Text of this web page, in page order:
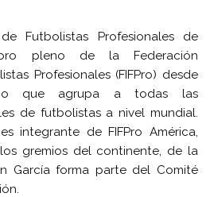
Futbolistas Profesionales de
pleno de la Federación
Profesionales (FIFPro) desde
que agrupa a todas las
de futbolistas a nivel mundial.
integrante de FIFPro América,
gremios del continente, de la
García forma parte del Comité